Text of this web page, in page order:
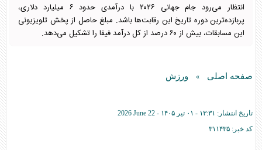
انتظار می‌رود جام جهانی ۲۰۲۶ با درآمدی حدود ۶ میلیارد دلاری،
پربازده‌ترین دوره تاریخ این رقابت‌ها باشد. مبلغ حاصل از پخش تلویزیونی
این مسابقات، بیش از ۶۰ درصد از کل درآمد فیفا را تشکیل می‌دهد.
صفحه اصلی » ورزش
تاریخ انتشار: ۱۳:۳۱ - ۰۱ تير ۱۴۰۵ -
2026 June 22
کد خبر: ۳۱۱۴۳۵